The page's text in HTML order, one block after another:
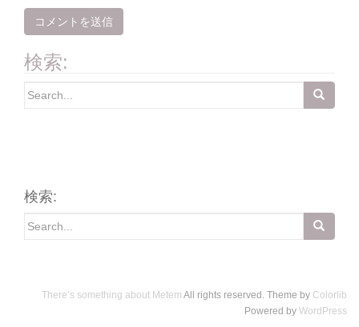
検索:
Search
検索:
Search
There’s something about Metem All rights reserved. Theme by Colorlib
Powered by WordPress